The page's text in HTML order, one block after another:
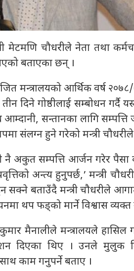
मेटमणि चौधरीले नेता तथा
बताएका छन् ।
मन्त्रालयको आर्थिक वर्ष
तीन दिने गोष्ठीलाई सम्बोधन गर्दै
सन्तानका लागि
संलग्न हुने गरेको मन्त्री
नै अकुत सम्पत्ति आर्जन गरेर
अन्त्य हुनुपर्छ,’ मन्त्री
सक्ने बताउँदै मन्त्री चौधरीले
थप फड्को मार्ने विश्वास व्यक्त
मैनालीले मन्त्रालयले
दिएका थिए । उनले मुलुक
काम गनुपर्ने बताए ।